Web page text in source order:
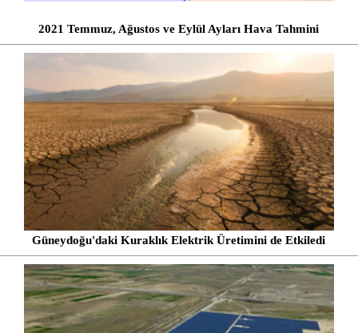
2021 Temmuz, Ağustos ve Eylül Ayları Hava Tahmini
Güneydoğu'daki Kuraklık Elektrik Üretimini de Etkiledi